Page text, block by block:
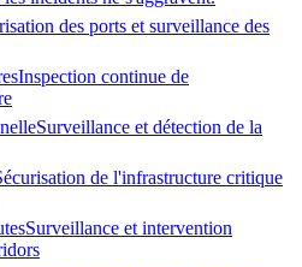
des ports et surveillance des
Inspection continue de
Surveillance et détection de la
de l'infrastructure critique
Surveillance et intervention